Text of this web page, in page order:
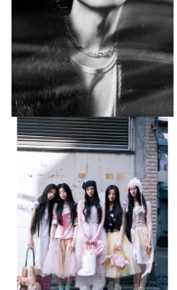
musicjapantv
💡8月特番放送決定！
8月 4
1 0